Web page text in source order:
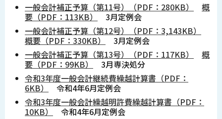
一般会計補正予算（第11号）（PDF：280KB）
概
要（PDF：113KB）
3月定例会
一般会計補正予算（第12号）（PDF：3,143KB）
概要（PDF：330KB）
3月定例会
一般会計補正予算（第13号）（PDF：117KB）
概
要（PDF：99KB）
3月専決処分
令和3年度一般会計継続費繰越計算書（PDF：
6KB）
令和4年6月定例会
令和3年度一般会計繰越明許費繰越計算書（PDF：
10KB）
令和4年6月定例会